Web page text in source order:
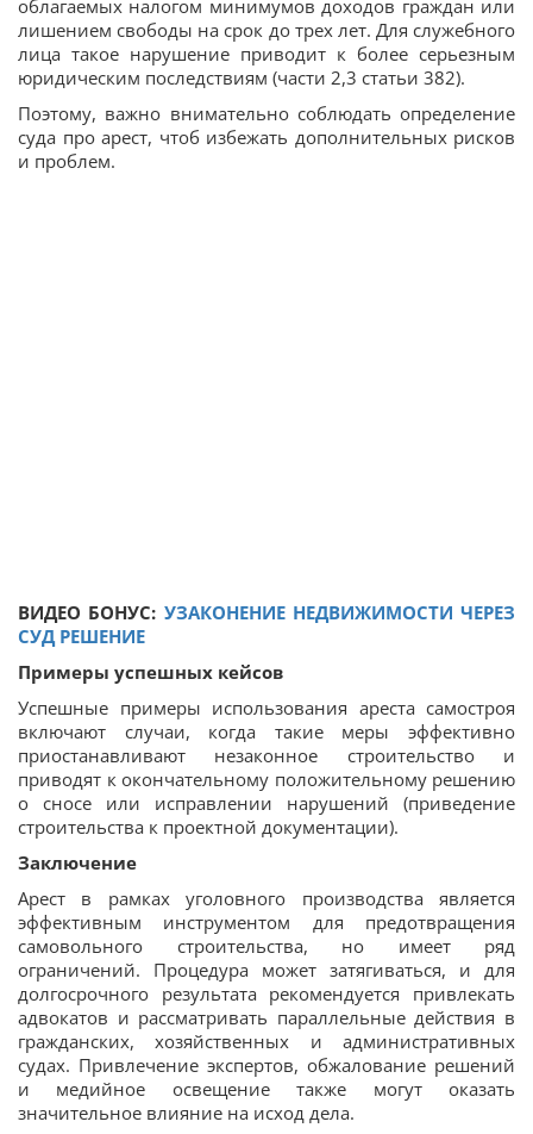
облагаемых налогом минимумов доходов граждан или
лишением свободы на срок до трех лет. Для служебного
лица такое нарушение приводит к более серьезным
юридическим последствиям (части 2,3 статьи 382).
Поэтому, важно внимательно соблюдать определение
суда про арест, чтоб избежать дополнительных рисков
и проблем.
ВИДЕО БОНУС: УЗАКОНЕНИЕ НЕДВИЖИМОСТИ ЧЕРЕЗ
СУД РЕШЕНИЕ
Примеры успешных кейсов
Успешные примеры использования ареста самостроя
включают случаи, когда такие меры эффективно
приостанавливают незаконное строительство и
приводят к окончательному положительному решению
о сносе или исправлении нарушений (приведение
строительства к проектной документации).
Заключение
Арест в рамках уголовного производства является
эффективным инструментом для предотвращения
самовольного строительства, но имеет ряд
ограничений. Процедура может затягиваться, и для
долгосрочного результата рекомендуется привлекать
адвокатов и рассматривать параллельные действия в
гражданских, хозяйственных и административных
судах. Привлечение экспертов, обжалование решений
и медийное освещение также могут оказать
значительное влияние на исход дела.